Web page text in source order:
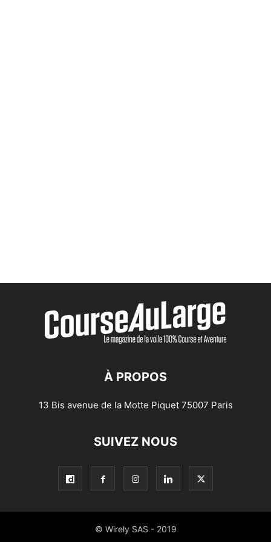
À PROPOS
13 Bis avenue de la Motte Piquet 75007 Paris
SUIVEZ NOUS
© Wirely SAS - 2019